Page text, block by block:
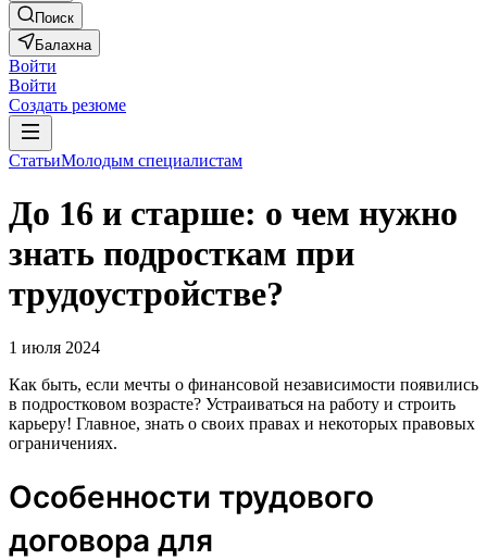
Поиск
Балахна
Войти
Войти
Создать резюме
СтатьиМолодым специалистам
До 16 и старше: о чем нужно
знать подросткам при
трудоустройстве?
1 июля 2024
Как быть, если мечты о финансовой независимости появились
в подростковом возрасте? Устраиваться на работу и строить
карьеру! Главное, знать о своих правах и некоторых правовых
ограничениях.
Особенности трудового
договора для